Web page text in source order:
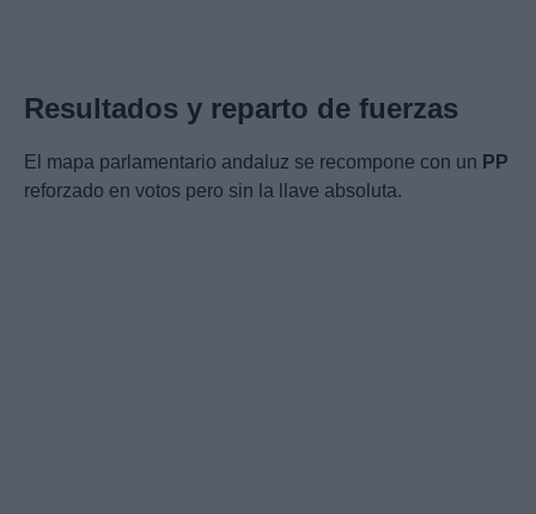
Resultados y reparto de fuerzas
El mapa parlamentario andaluz se recompone con un PP
reforzado en votos pero sin la llave absoluta.